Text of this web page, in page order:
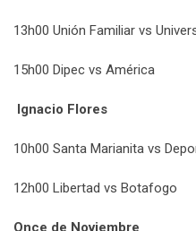
13h00 Unión Familiar vs
15h00 Dipec vs América
Ignacio Flores
10h00 Santa Marianita vs
12h00 Libertad vs Botafogo
Once de Noviembre